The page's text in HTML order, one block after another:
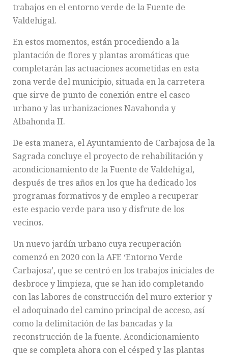
trabajos en el entorno verde de la Fuente de
Valdehigal.
En estos momentos, están procediendo a la
plantación de flores y plantas aromáticas que
completarán las actuaciones acometidas en esta
zona verde del municipio, situada en la carretera
que sirve de punto de conexión entre el casco
urbano y las urbanizaciones Navahonda y
Albahonda II.
De esta manera, el Ayuntamiento de Carbajosa de la
Sagrada concluye el proyecto de rehabilitación y
acondicionamiento de la Fuente de Valdehigal,
después de tres años en los que ha dedicado los
programas formativos y de empleo a recuperar
este espacio verde para uso y disfrute de los
vecinos.
Un nuevo jardín urbano cuya recuperación
comenzó en 2020 con la AFE ‘Entorno Verde
Carbajosa’, que se centró en los trabajos iniciales de
desbroce y limpieza, que se han ido completando
con las labores de construcción del muro exterior y
el adoquinado del camino principal de acceso, así
como la delimitación de las bancadas y la
reconstrucción de la fuente. Acondicionamiento
que se completa ahora con el césped y las plantas